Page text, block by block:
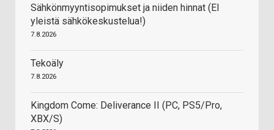
Sähkönmyyntisopimukset ja niiden hinnat (EI
yleistä sähkökeskustelua!)
7.8.2026
Tekoäly
7.8.2026
Kingdom Come: Deliverance II (PC, PS5/Pro,
XBX/S)